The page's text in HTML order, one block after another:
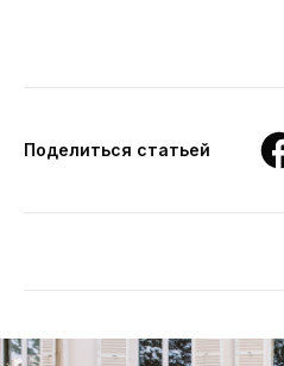
Поделиться статьей